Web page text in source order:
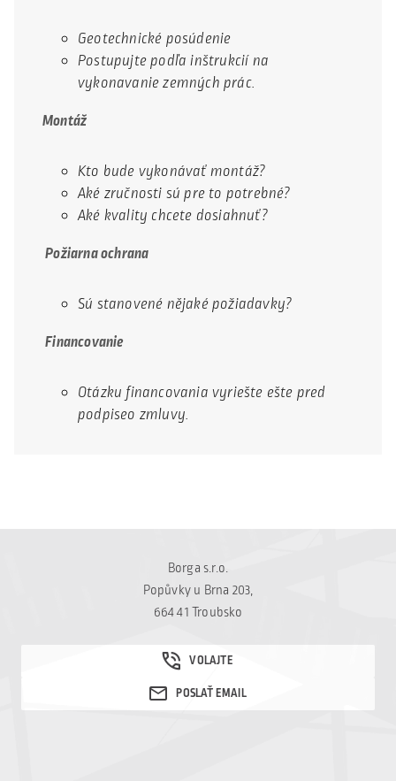
Geotechnické posúdenie
Postupujte podľa inštrukcií na
vykonavanie zemných prác.
Montáž
Kto bude vykonávať montáž?
Aké zručnosti sú pre to potrebné?
Aké kvality chcete dosiahnuť?
Požiarna ochrana
Sú stanovené nějaké požiadavky?
Financovanie
Otázku financovania vyriešte ešte pred
podpiseo zmluvy.
Borga s.r.o.
Popůvky u Brna 203,
664 41 Troubsko